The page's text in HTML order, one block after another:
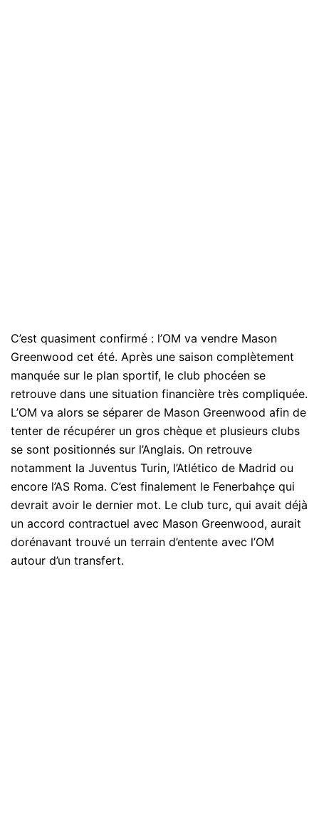
C’est quasiment confirmé : l’OM va vendre Mason
Greenwood cet été. Après une saison complètement
manquée sur le plan sportif, le club phocéen se
retrouve dans une situation financière très compliquée.
L’OM va alors se séparer de Mason Greenwood afin de
tenter de récupérer un gros chèque et plusieurs clubs
se sont positionnés sur l’Anglais. On retrouve
notamment la Juventus Turin, l’Atlético de Madrid ou
encore l’AS Roma. C’est finalement le Fenerbahçe qui
devrait avoir le dernier mot. Le club turc, qui avait déjà
un accord contractuel avec Mason Greenwood, aurait
dorénavant trouvé un terrain d’entente avec l’OM
autour d’un transfert.